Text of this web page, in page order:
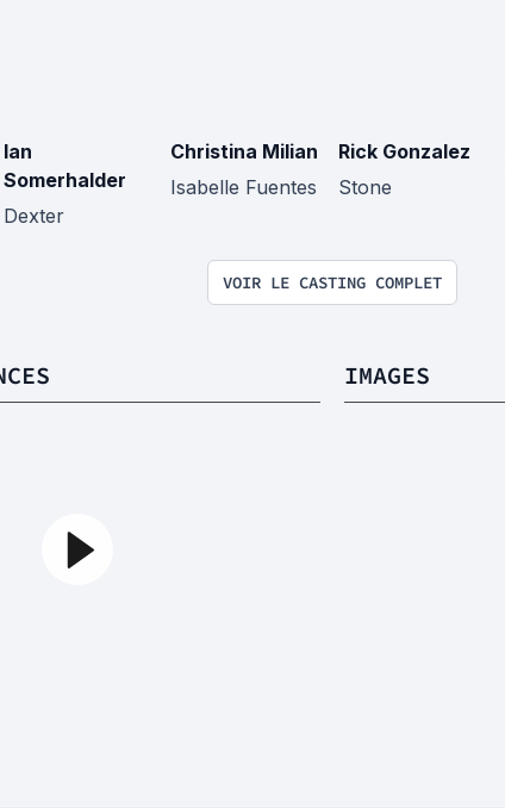
Ian
Somerhalder
Dexter
Christina Milian
Isabelle Fuentes
Rick Gonzalez
Stone
VOIR LE CASTING COMPLET
IMAGES